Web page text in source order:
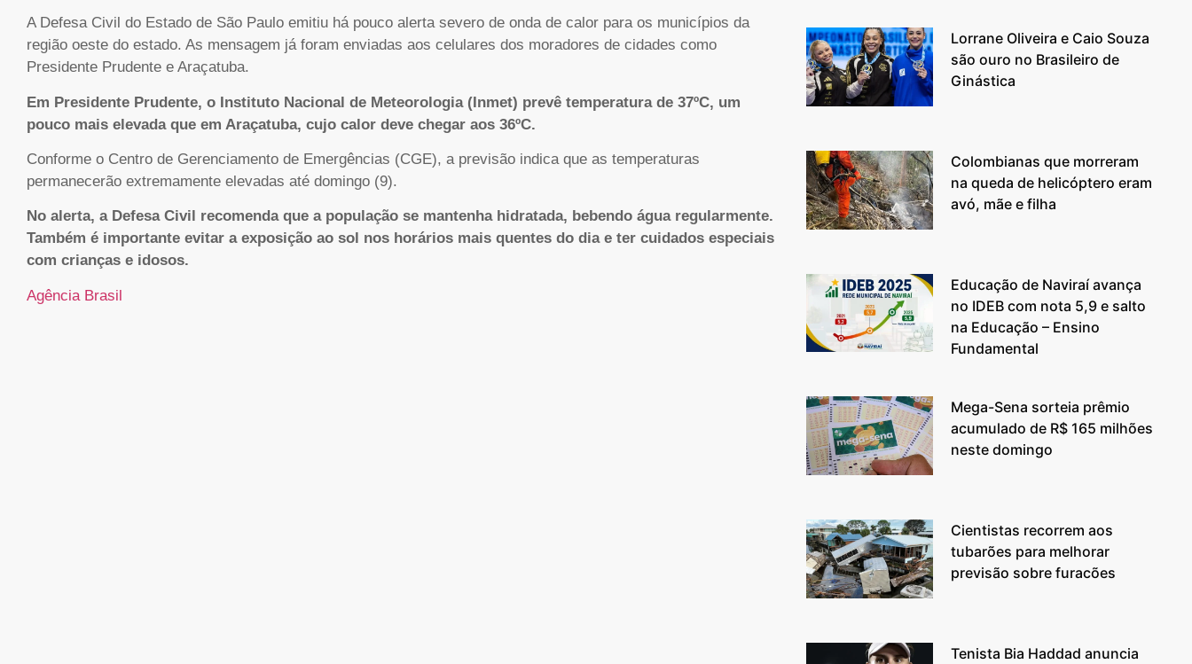
A Defesa Civil do Estado de São Paulo emitiu há pouco alerta severo de onda de calor para os municípios da
região oeste do estado. As mensagem já foram enviadas aos celulares dos moradores de cidades como
Presidente Prudente e Araçatuba.
Em Presidente Prudente, o Instituto Nacional de Meteorologia (Inmet) prevê temperatura de 37ºC, um
pouco mais elevada que em Araçatuba, cujo calor deve chegar aos 36ºC.
Conforme o Centro de Gerenciamento de Emergências (CGE), a previsão indica que as temperaturas
permanecerão extremamente elevadas até domingo (9).
No alerta, a Defesa Civil recomenda que a população se mantenha hidratada, bebendo água regularmente.
Também é importante evitar a exposição ao sol nos horários mais quentes do dia e ter cuidados especiais
com crianças e idosos.
Agência Brasil
Lorrane Oliveira e Caio Souza
são ouro no Brasileiro de
Ginástica
Colombianas que morreram
na queda de helicóptero eram
avó, mãe e filha
Educação de Naviraí avança
no IDEB com nota 5,9 e salto
na Educação – Ensino
Fundamental
Mega-Sena sorteia prêmio
acumulado de R$ 165 milhões
neste domingo
Cientistas recorrem aos
tubarões para melhorar
previsão sobre furacões
Tenista Bia Haddad anuncia